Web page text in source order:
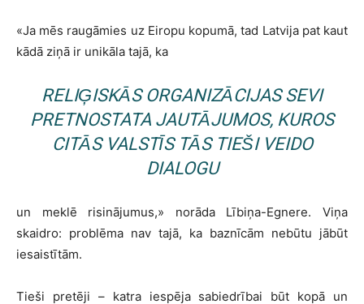
«Ja mēs raugāmies uz Eiropu kopumā, tad Latvija pat kaut
kādā ziņā ir unikāla tajā, ka
RELIĢISKĀS ORGANIZĀCIJAS SEVI
PRETNOSTATA JAUTĀJUMOS, KUROS
CITĀS VALSTĪS TĀS TIEŠI VEIDO
DIALOGU
un meklē risinājumus,» norāda Lībiņa-Egnere. Viņa
skaidro: problēma nav tajā, ka baznīcām nebūtu jābūt
iesaistītām.
Tieši pretēji – katra iespēja sabiedrībai būt kopā un